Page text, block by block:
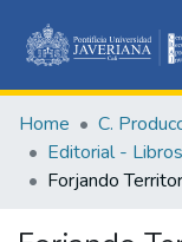
Home C.
Forjando